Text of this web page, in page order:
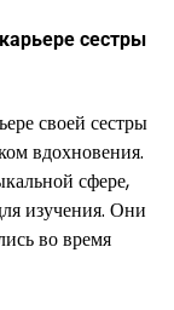
сестры
своей сестры
вдохновения.
сфере,
изучения. Они
во время